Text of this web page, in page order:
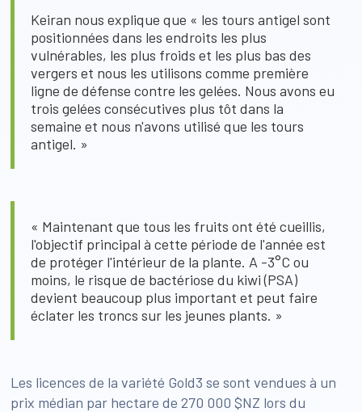
Keiran nous explique que « les tours antigel sont
positionnées dans les endroits les plus
vulnérables, les plus froids et les plus bas des
vergers et nous les utilisons comme première
ligne de défense contre les gelées. Nous avons eu
trois gelées consécutives plus tôt dans la
semaine et nous n'avons utilisé que les tours
antigel. »
« Maintenant que tous les fruits ont été cueillis,
l'objectif principal à cette période de l'année est
de protéger l'intérieur de la plante. A -3°C ou
moins, le risque de bactériose du kiwi (PSA)
devient beaucoup plus important et peut faire
éclater les troncs sur les jeunes plants. »
Les licences de la variété Gold3 se sont vendues à un
prix médian par hectare de 270 000 $NZ lors du